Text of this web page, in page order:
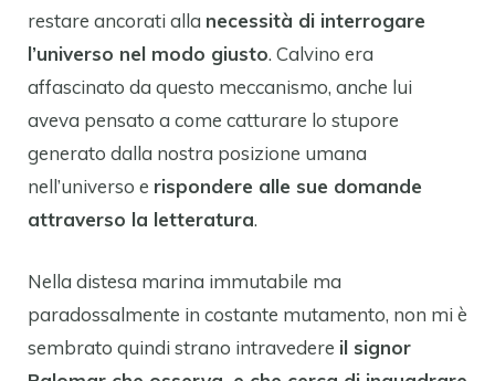
restare ancorati alla necessità di interrogare
l’universo nel modo giusto. Calvino era
affascinato da questo meccanismo, anche lui
aveva pensato a come catturare lo stupore
generato dalla nostra posizione umana
nell’universo e rispondere alle sue domande
attraverso la letteratura.
Nella distesa marina immutabile ma
paradossalmente in costante mutamento, non mi è
sembrato quindi strano intravedere il signor